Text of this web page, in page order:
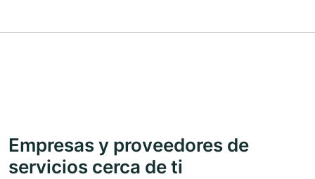
Empresas y proveedores de
servicios cerca de ti